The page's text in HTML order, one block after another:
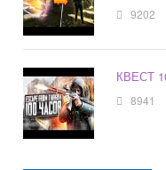
9202
КВЕСТ
8941